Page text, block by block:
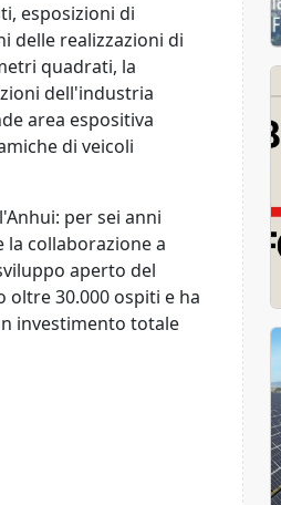
esposizioni di
delle realizzazioni di
quadrati, la
dell'industria
area espositiva
di veicoli
per sei anni
collaborazione a
aperto del
30.000 ospiti e ha
investimento totale